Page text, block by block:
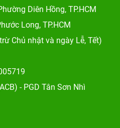
Diên Hồng, TP.HCM
Long, TP.HCM
Chủ nhật và ngày Lễ, Tết)
- PGD Tân Sơn Nhì